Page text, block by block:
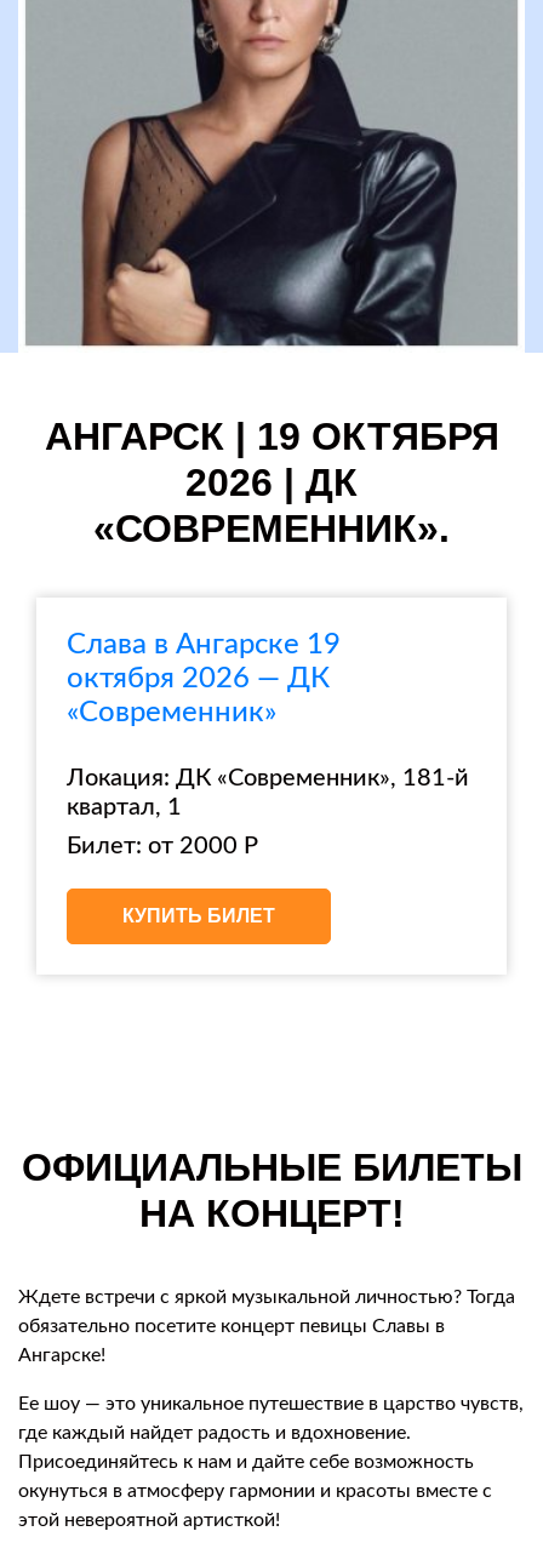
АНГАРСК | 19 ОКТЯБРЯ
2026 | ДК
«СОВРЕМЕННИК».
Слава в Ангарске 19
октября 2026 — ДК
«Современник»
Локация: ДК «Современник», 181-й
квартал, 1
Билет: от 2000 Р
КУПИТЬ БИЛЕТ
ОФИЦИАЛЬНЫЕ БИЛЕТЫ
НА КОНЦЕРТ!
Ждете встречи с яркой музыкальной личностью? Тогда
обязательно посетите концерт певицы Славы в
Ангарске!
Ее шоу — это уникальное путешествие в царство чувств,
где каждый найдет радость и вдохновение.
Присоединяйтесь к нам и дайте себе возможность
окунуться в атмосферу гармонии и красоты вместе с
этой невероятной артисткой!